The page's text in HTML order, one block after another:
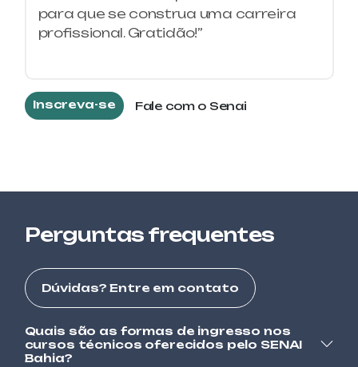
MICROBIOLOGIA
SEGURANÇA DO TRABALHO
ALIMENTOS E BEBIDAS
CONFEITARIA AVANÇADA
ALIMENTOS E BEBIDAS
AUTOMAÇÃO
CONTROLADOR LÓGICO PROGRAMÁVEL
para que se construa uma carreira
profissional. Gratidão!”
Inscreva-se Fale com o Senai
Perguntas frequentes
Dúvidas? Entre em contato
Quais são as formas de ingresso nos
cursos técnicos oferecidos pelo SENAI
Bahia?